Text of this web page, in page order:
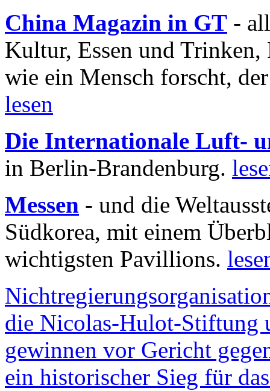
China Magazin in GT -
Kultur, Essen und
wie ein Mensch forscht,
lesen
Die Internationale Luft-
in Berlin-Brandenburg.
Messen - und die
Südkorea, mit einem
wichtigsten Pavillions.
die Nicolas-Hulot-Stiftung
gewinnen vor Gericht
ein historischer Sieg für